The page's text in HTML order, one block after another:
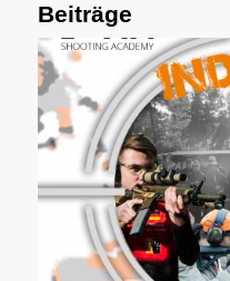
Beiträge